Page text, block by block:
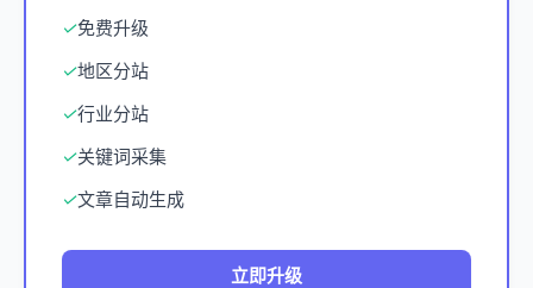
✓免费升级
✓地区分站
✓行业分站
✓关键词采集
✓文章自动生成
立即升级